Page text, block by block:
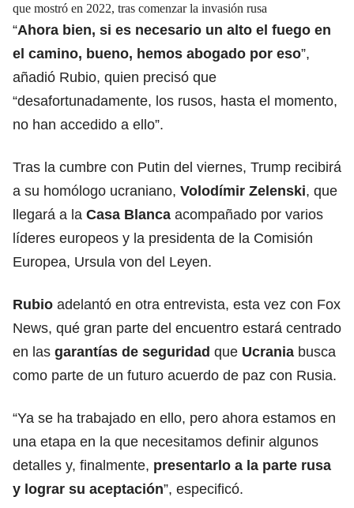
que mostró en 2022, tras comenzar la invasión rusa
“Ahora bien, si es necesario un alto el fuego en
el camino, bueno, hemos abogado por eso”,
añadió Rubio, quien precisó que
“desafortunadamente, los rusos, hasta el momento,
no han accedido a ello”.
Tras la cumbre con Putin del viernes, Trump recibirá
a su homólogo ucraniano, Volodímir Zelenski, que
llegará a la Casa Blanca acompañado por varios
líderes europeos y la presidenta de la Comisión
Europea, Ursula von del Leyen.
Rubio adelantó en otra entrevista, esta vez con Fox
News, qué gran parte del encuentro estará centrado
en las garantías de seguridad que Ucrania busca
como parte de un futuro acuerdo de paz con Rusia.
“Ya se ha trabajado en ello, pero ahora estamos en
una etapa en la que necesitamos definir algunos
detalles y, finalmente, presentarlo a la parte rusa
y lograr su aceptación”, especificó.